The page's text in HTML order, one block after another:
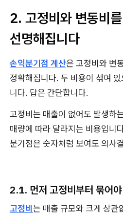
2. 고정비와 변동비
선명해집니다
손익분기점 계산은 고정비와 변
정확해집니다. 두 비용이 섞여
니다. 답은 간단합니다.
고정비는 매출이 없어도 발생하
매량에 따라 달라지는 비용입니
분기점은 숫자처럼 보여도 의사
2.1. 먼저 고정비부터 묶어
고정비는 매출 규모와 크게 상관